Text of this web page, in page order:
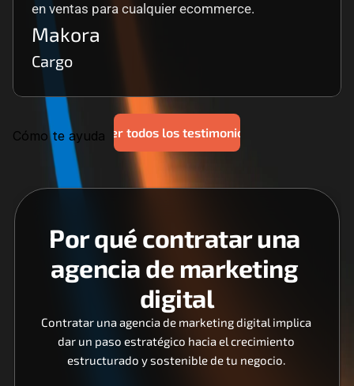
Por qué contratar una
agencia de marketing
digital
Contratar una agencia de marketing digital implica
dar un paso estratégico hacia el crecimiento
estructurado y sostenible de tu negocio.
Ver todos los testimonios
en ventas para cualquier ecommerce.
Makora
Cargo
Cómo te ayuda